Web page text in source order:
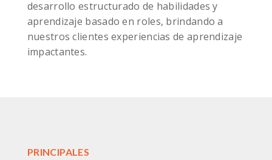
desarrollo estructurado de habilidades y
aprendizaje basado en roles, brindando a
nuestros clientes experiencias de aprendizaje
impactantes.
PRINCIPALES